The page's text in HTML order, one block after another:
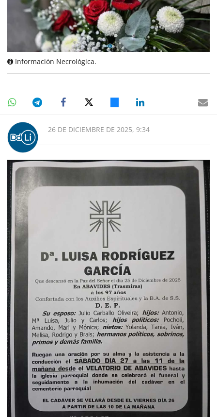
Información Necrológica.
26 DE DICIEMBRE DE 2025, 9:34